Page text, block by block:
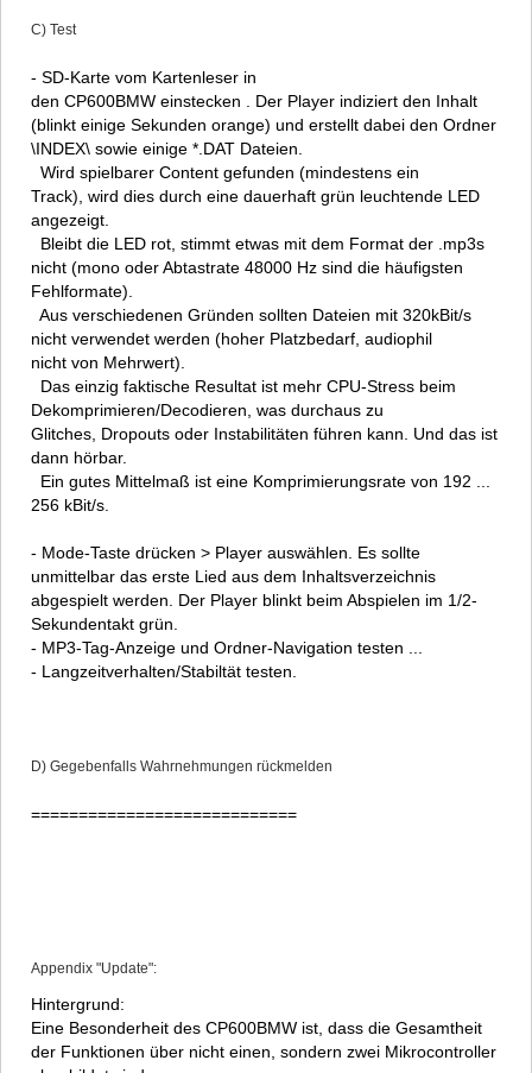
C) Test
- SD-Karte vom Kartenleser in
den CP600BMW einstecken . Der Player indiziert den Inhalt
(blinkt einige Sekunden orange) und erstellt dabei den Ordner
\INDEX\ sowie einige *.DAT Dateien.
Wird spielbarer Content gefunden (mindestens ein
Track), wird dies durch eine dauerhaft grün leuchtende LED
angezeigt.
Bleibt die LED rot, stimmt etwas mit dem Format der .mp3s
nicht (mono oder Abtastrate 48000 Hz sind die häufigsten
Fehlformate).
Aus verschiedenen Gründen sollten Dateien mit 320kBit/s
nicht verwendet werden (hoher Platzbedarf, audiophil
nicht von Mehrwert).
Das einzig faktische Resultat ist mehr CPU-Stress beim
Dekomprimieren/Decodieren, was durchaus zu
Glitches, Dropouts oder Instabilitäten führen kann. Und das ist
dann hörbar.
Ein gutes Mittelmaß ist eine Komprimierungsrate von 192 ...
256 kBit/s.
- Mode-Taste drücken > Player auswählen. Es sollte
unmittelbar das erste Lied aus dem Inhaltsverzeichnis
abgespielt werden. Der Player blinkt beim Abspielen im 1/2-
Sekundentakt grün.
- MP3-Tag-Anzeige und Ordner-Navigation testen ...
- Langzeitverhalten/Stabiltät testen.
D) Gegebenfalls Wahrnehmungen rückmelden
============================
Appendix "Update":
Hintergrund:
Eine Besonderheit des CP600BMW ist, dass die Gesamtheit
der Funktionen über nicht einen, sondern zwei Mikrocontroller